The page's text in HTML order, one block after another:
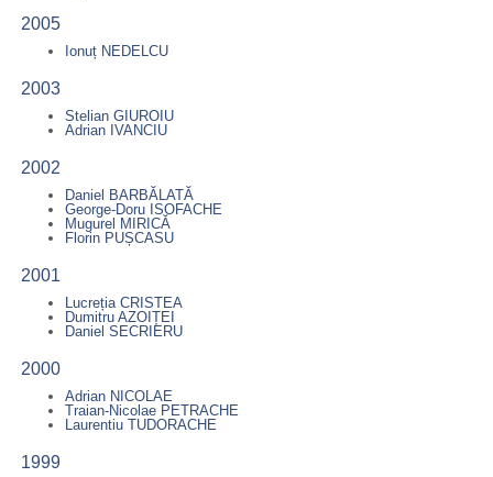
2005
Ionuț NEDELCU
2003
Stelian GIUROIU
Adrian IVANCIU
2002
Daniel BARBĂLATĂ
George-Doru ISOFACHE
Mugurel MIRICĂ
Florin PUȘCASU
2001
Lucreția CRISTEA
Dumitru AZOIȚEI
Daniel SECRIERU
2000
Adrian NICOLAE
Traian-Nicolae PETRACHE
Laurentiu TUDORACHE
1999